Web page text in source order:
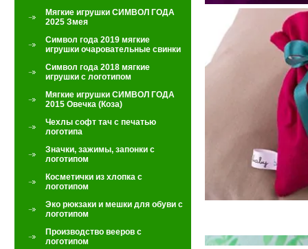
Мягкие игрушки СИМВОЛ ГОДА
2025 Змея
Символ года 2019 мягкие
игрушки очаровательные свинки
Символ года 2018 мягкие
игрушки с логотипом
Мягкие игрушки СИМВОЛ ГОДА
2015 Овечка (Коза)
Чехлы софт тач с печатью
логотипа
Значки, зажимы, запонки с
логотипом
Косметички из хлопка с
логотипом
Эко рюкзаки и мешки для обуви с
логотипом
Производство вееров с
логотипом